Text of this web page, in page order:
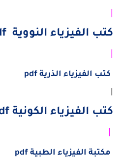
|
كتب الفيزياء النووية pdf
|
كتب الفيزياء الذرية pdf
كتب الفيزياء الكونية pdf
|
مكتبة الفيزياء الطبية pdf